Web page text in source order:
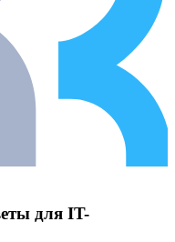
для IT-